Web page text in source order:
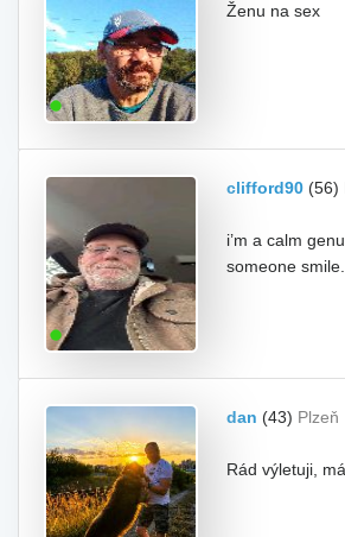
Ženu na sex
clifford90 (56)
i’m a calm
someone
dan (43) Plzeň
Rád výletuji,